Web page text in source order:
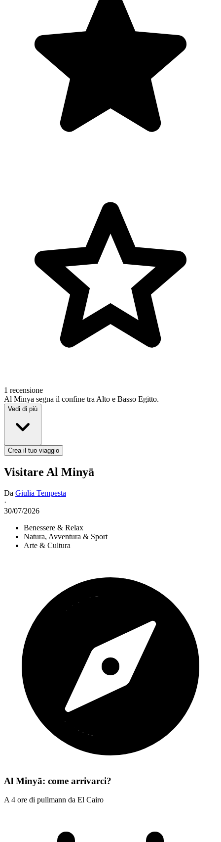
1 recensione
Al Minyā segna il confine tra Alto e Basso Egitto.
Vedi di più
Crea il tuo viaggio
Visitare Al Minyā
Da Giulia Tempesta
·
30/07/2026
Benessere & Relax
Natura, Avventura & Sport
Arte & Cultura
Al Minyā: come arrivarci?
A 4 ore di pullmann da El Cairo